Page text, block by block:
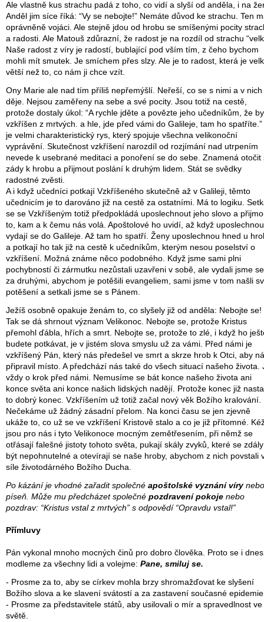
Ale vlastně kus strachu padá z toho, co vidí a slyší od anděla, i na
Anděl jim síce říká: “Vy se nebojte!” Nemáte důvod ke strachu. Ten
oprávněně vojáci. Ale stejně jdou od hrobu se smíšenými pocity
a radosti. Ale Matouš zdůrazní, že radost je na rozdíl od strachu
Naše radost z víry je radostí, bublající pod vším tím, z čeho bychom
mohli mít smutek. Je smíchem přes slzy. Ale je to radost, která je
větší než to, co nám ji chce vzít.
Ony Marie ale nad tím příliš nepřemýšlí. Neřeší, co se s nimi a v nich
děje. Nejsou zaměřeny na sebe a své pocity. Jsou totiž na cestě,
protože dostaly úkol: “A rychle jděte a povězte jeho učedníkům, že
vzkříšen z mrtvých. a hle, jde před vámi do Galileje, tam ho spatříte.”
je velmi charakteristický rys, který spojuje všechna velikonoční
vyprávění. Skutečnost vzkříšení narozdíl od rozjímání nad utrpením
nevede k usebrané meditaci a ponoření se do sebe. Znamená otočit
zády k hrobu a přijmout poslání k druhým lidem. Stát se svědky
radostné zvěsti.
A i když učedníci potkají Vzkříšeného skutečně až v Galileji, těmto
učednicím je to darováno již na cestě za ostatními. Má to logiku.
se se Vzkříšeným totiž předpokládá uposlechnout jeho slovo a
to, kam a k čemu nás volá. Apoštolové ho uvidí, až když
vydají se do Galileje. Až tam ho spatří. Ženy uposlechnou hned u
a potkají ho tak již na cestě k učedníkům, kterým nesou poselství o
vzkříšení. Možná známe něco podobného. Když jsme sami plni
pochybností či zármutku nezůstali uzavřeni v sobě, ale vydali jsme se
za druhými, abychom je potěšili evangeliem, sami jsme v tom našli
potěšení a setkali jsme se s Pánem.
Ježíš osobně opakuje ženám to, co slyšely již od anděla: Nebojte se!
Tak se dá shrnout význam Velikonoc. Nebojte se, protože Kristus
přemohl ďábla, hřích a smrt. Nebojte se, protože to zlé, i když ho
budete potkávat, je v jistém slova smyslu už za vámi. Před námi je
vzkříšený Pán, který nás předešel ve smrt a skrze hrob k Otci, aby
připravil místo. A předchází nás také do všech situací našeho života.
vždy o krok před námi. Nemusíme se bát konce našeho života ani
konce světa ani konce našich lidských nadějí. Protože konec již
to dobrý konec. Vzkříšením už totiž začal nový věk Božího kralování.
Nečekáme už žádný zásadní přelom. Na konci času se jen zjevně
ukáže to, co už se ve vzkříšení Kristově stalo a co je již přítomné.
jsou pro nás i tyto Velikonoce mocným zemětřesením, při němž se
otřásají falešné jistoty tohoto světa, pukají skály zvyků, které se zdály
být nepohnutelné a otevírají se naše hroby, abychom z nich povstali
síle životodárného Božího Ducha.
Po kázání je vhodné zařadit společné apoštolské vyznání vírynebo
píseň. Může mu předcházet společné pozdravení pokoje nebo
pozdrav: “Kristus vstal z mrtvých” s odpovědí “Opravdu vstal!”
Přímluvy
Pán vykonal mnoho mocných činů pro dobro člověka. Proto se i dnes
modleme za všechny lidi a volejme: Pane, smiluj se.
- Prosme za to, aby se církev mohla brzy shromažďovat ke slyšení
Božího slova a ke slavení svátostí a za zastavení současné
- Prosme za představitele států, aby usilovali o mír a spravedlnost ve
světě.